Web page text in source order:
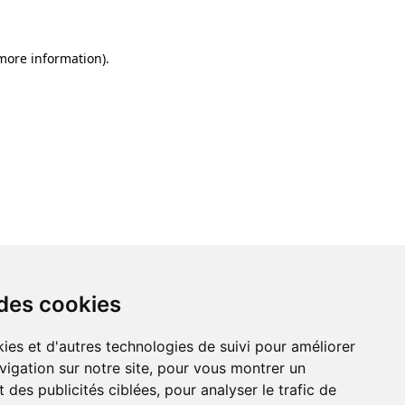
cookies
et d'autres technologies de suivi pour améliorer
sur notre site, pour vous montrer un
des publicités ciblées, pour analyser le trafic de
information).